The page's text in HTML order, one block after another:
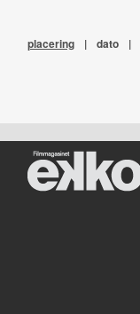
placering | dato |